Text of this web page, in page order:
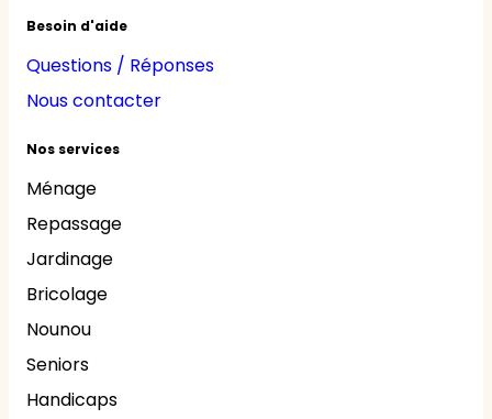
Besoin d'aide
Questions / Réponses
Nous contacter
Nos services
Ménage
Repassage
Jardinage
Bricolage
Nounou
Seniors
Handicaps